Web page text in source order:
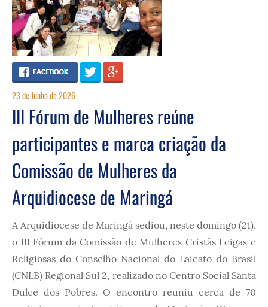
23 de Junho de 2026
III Fórum de Mulheres reúne
participantes e marca criação da
Comissão de Mulheres da
Arquidiocese de Maringá
A Arquidiocese de Maringá sediou, neste domingo (21),
o III Fórum da Comissão de Mulheres Cristãs Leigas e
Religiosas do Conselho Nacional do Laicato do Brasil
(CNLB) Regional Sul 2, realizado no Centro Social Santa
Dulce dos Pobres. O encontro reuniu cerca de 70